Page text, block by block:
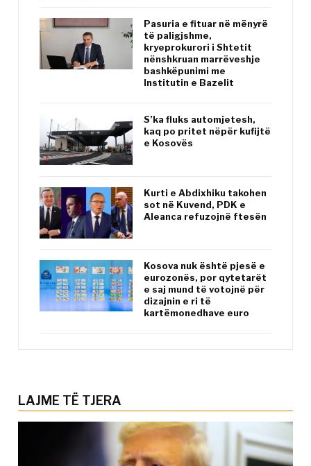
Pasuria e fituar në mënyrë
të paligjshme,
kryeprokurori i Shtetit
nënshkruan marrëveshje
bashkëpunimi me
Institutin e Bazelit
S’ka fluks automjetesh,
kaq po pritet nëpër kufijtë
e Kosovës
Kurti e Abdixhiku takohen
sot në Kuvend, PDK e
Aleanca refuzojnë ftesën
Kosova nuk është pjesë e
eurozonës, por qytetarët
e saj mund të votojnë për
dizajnin e ri të
kartëmonedhave euro
LAJME TË TJERA